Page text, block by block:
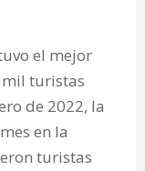
el mejor
mil turistas
de 2022, la
en la
turistas